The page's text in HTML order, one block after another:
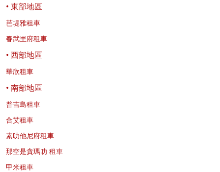
• 東部地區
芭堤雅租車
春武里府租車
• 西部地區
華欣租車
• 南部地區
普吉島租車
合艾租車
素叻他尼府租車
那空是貪瑪叻 租車
甲米租車